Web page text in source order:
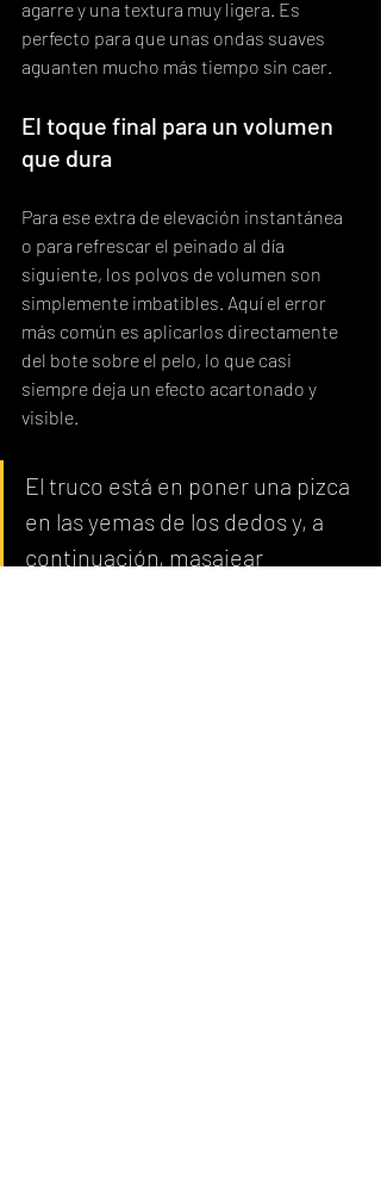
agarre y una textura muy ligera. Es
perfecto para que unas ondas suaves
aguanten mucho más tiempo sin caer.
El toque final para un volumen
que dura
Para ese extra de elevación instantánea
o para refrescar el peinado al día
siguiente, los polvos de volumen son
simplemente imbatibles. Aquí el error
más común es aplicarlos directamente
del bote sobre el pelo, lo que casi
siempre deja un efecto acartonado y
visible.
El truco está en poner una pizca
en las yemas de los dedos y, a
continuación, masajear